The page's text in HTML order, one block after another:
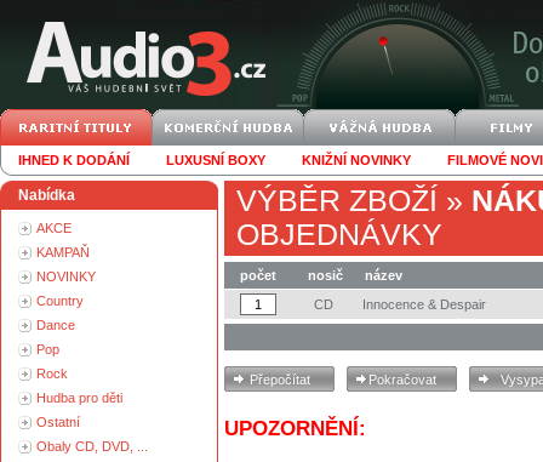
IHNED K DODÁNÍ LUXUSNÍ BOXY KNIŽNÍ NOVINKY FILMOVÉ
Nabídka
AKCE
KAMPAŇ
NOVINKY
Country
Dance
Pop
Rock
Hudba pro děti
Ostatní
Obaly CD, DVD, ...
VÝBĚR ZBOŽÍ »
OBJEDNÁVKY
počet nosič
název
CD
Innocence & Despair
UPOZORNĚNÍ: